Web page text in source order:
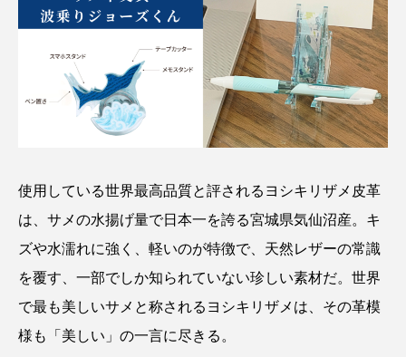
使用している世界最高品質と評されるヨシキリザメ皮革
は、サメの水揚げ量で日本一を誇る宮城県気仙沼産。キ
ズや水濡れに強く、軽いのが特徴で、天然レザーの常識
を覆す、一部でしか知られていない珍しい素材だ。世界
で最も美しいサメと称されるヨシキリザメは、その革模
様も「美しい」の一言に尽きる。